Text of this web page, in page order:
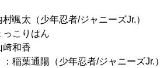
颯太（少年忍者/ジャニーズJr.）
っこりはん
﨑和⾹
稲葉通陽（少年忍者/ジャニーズJr.）